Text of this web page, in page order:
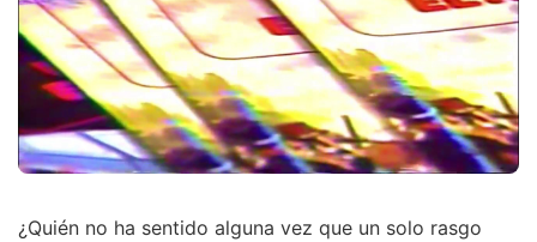
¿Quién no ha sentido alguna vez que un solo rasgo